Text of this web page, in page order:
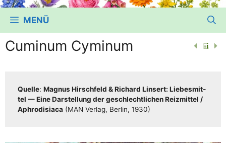
MENÜ
Cuminum Cyminum
Quel­le: Magnus Hirsch­feld & Richard Lin­sert: Lie­bes­mit­
tel — Eine Dar­stel­lung der geschlecht­li­chen Reiz­mit­tel /​​
Aphro­di­sia­ca (MAN Ver­lag, Ber­lin, 1930)